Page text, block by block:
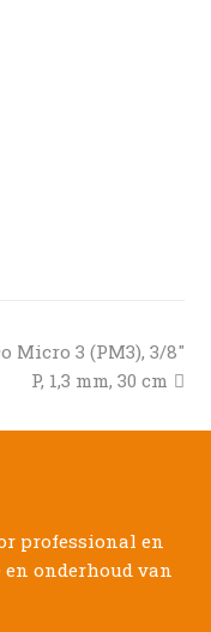
Micro 3 (PM3), 3/8″
P, 1,3 mm, 30 cm
professional en
onderhoud van